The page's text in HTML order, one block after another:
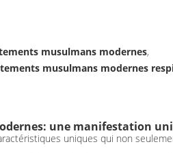
musulmans modernes,
musulmans modernes
une manifestation
uniques qui non